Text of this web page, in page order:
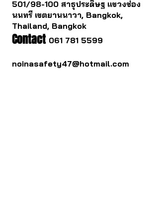
501/98-100 สาธุประดิษฐ แขวงช่อง
นนทรี เขตยานนาวา, Bangkok,
Thailand, Bangkok
Contact 061 781 5599
noinasafety47@hotmail.com